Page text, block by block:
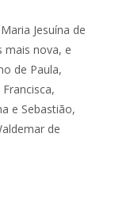
Jesuína de
mais nova, e
de Paula,
e Sebastião,
de